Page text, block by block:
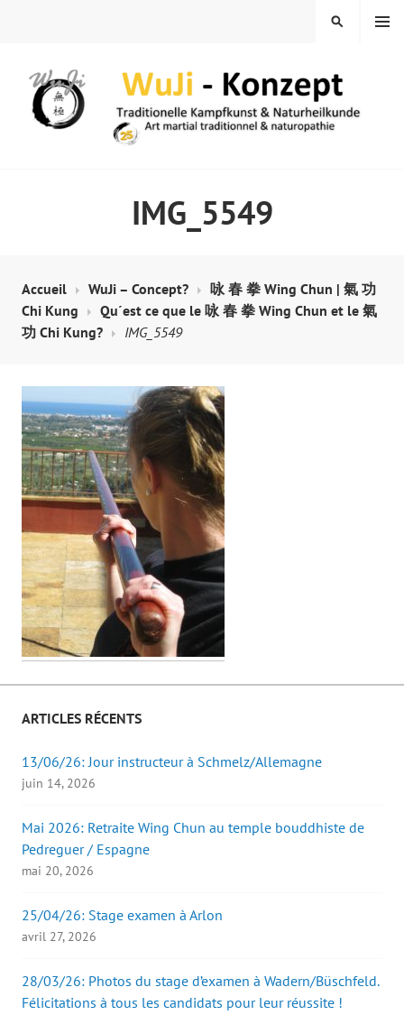
MENU
SEARCH
IMG_5549
Accueil WuJi – Concept?
咏 春 拳 Wing Chun | 氣 功
Chi Kung
Qu´est ce que le 咏 春 拳 Wing Chun et le 氣
功 Chi Kung?
IMG_5549
ARTICLES RÉCENTS
13/06/26: Jour instructeur à Schmelz/Allemagne
juin 14, 2026
Mai 2026: Retraite Wing Chun au temple bouddhiste de
Pedreguer / Espagne
mai 20, 2026
25/04/26: Stage examen à Arlon
avril 27, 2026
28/03/26: Photos du stage d’examen à Wadern/Büschfeld.
Félicitations à tous les candidats pour leur réussite !